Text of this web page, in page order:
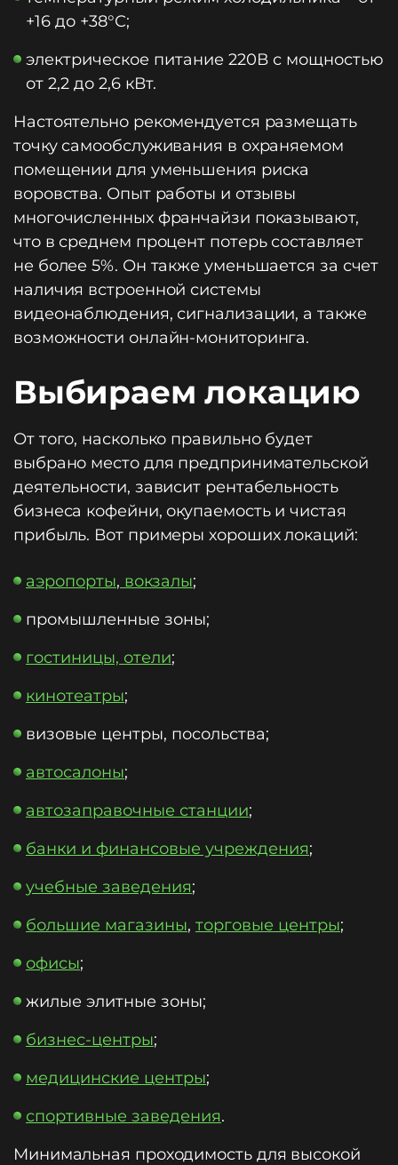
+16 до +38°С;
электрическое питание 220В с мощностью
от 2,2 до 2,6 кВт.
Настоятельно рекомендуется размещать
точку самообслуживания в охраняемом
помещении для уменьшения риска
воровства. Опыт работы и отзывы
многочисленных франчайзи показывают,
что в среднем процент потерь составляет
не более 5%. Он также уменьшается за счет
наличия встроенной системы
видеонаблюдения, сигнализации, а также
возможности онлайн-мониторинга.
Выбираем локацию
От того, насколько правильно будет
выбрано место для предпринимательской
деятельности, зависит рентабельность
бизнеса кофейни, окупаемость и чистая
прибыль. Вот примеры хороших локаций:
аэропорты, вокзалы;
промышленные зоны;
гостиницы, отели;
кинотеатры;
визовые центры, посольства;
автосалоны;
автозаправочные станции;
банки и финансовые учреждения;
учебные заведения;
большие магазины, торговые центры;
офисы;
жилые элитные зоны;
бизнес-центры;
медицинские центры;
спортивные заведения.
Минимальная проходимость для высокой